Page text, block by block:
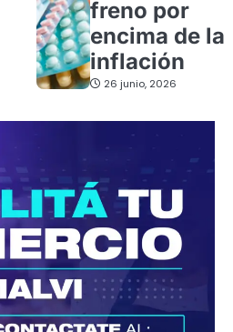
freno por
encima de la
inflación
26 junio, 2026